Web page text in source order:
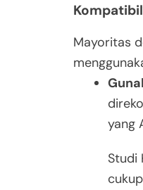
Mayoritas
yang
Studi